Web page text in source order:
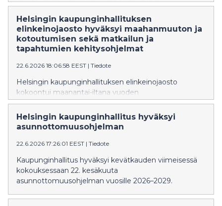
tapahtumallisuutta seuraavat vuodet. Tavoitteena on
vauhdittaa matkailun ja tapahtumien ympärivuotista
kasvua, kasvattaa Helsingin kansainvälistä
houkuttelevuutta onnellisuuden teemoilla sekä
varmistaa, että kaupunki on kasvua tukeva
Helsingin kaupunginhallituksen
elinkeinojaosto hyväksyi maahanmuuton ja
kotoutumisen sekä matkailun ja
tapahtumien kehitysohjelmat
22.6.2026 18:06:58 EEST | Tiedote
Helsingin kaupunginhallituksen elinkeinojaosto
kokoontui maanantai-iltana vuoden
2026 viidenteen kokoukseensa. Kokouksessa
elinkeinojaosto käsitteli maahanmuuton ja
kotoutumisen kehitysohjelmaa ja matkailun ja
tapahtumien kehitysohjelmaa.
Helsingin kaupunginhallitus hyväksyi
asunnottomuusohjelman
22.6.2026 17:26:01 EEST | Tiedote
Kaupunginhallitus hyväksyi kevätkauden viimeisessä
kokouksessaan 22. kesäkuuta
asunnottomuusohjelman vuosille 2026–2029.